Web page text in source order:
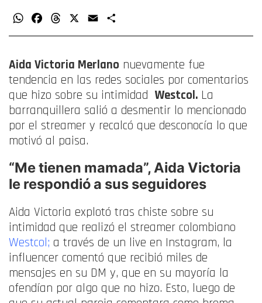
WhatsAppFacebookThreads Email
Aida Victoria Merlano nuevamente fue
tendencia en las redes sociales por comentarios
que hizo sobre su intimidad Westcol. La
barranquillera salió a desmentir lo mencionado
por el streamer y recalcó que desconocía lo que
motivó al paisa.
“Me tienen mamada”, Aida Victoria
le respondió a sus seguidores
Aida Victoria explotó tras chiste sobre su
intimidad que realizó el streamer colombiano
Westcol; a través de un live en Instagram, la
influencer comentó que recibió miles de
mensajes en su DM y, que en su mayoría la
ofendían por algo que no hizo. Esto, luego de